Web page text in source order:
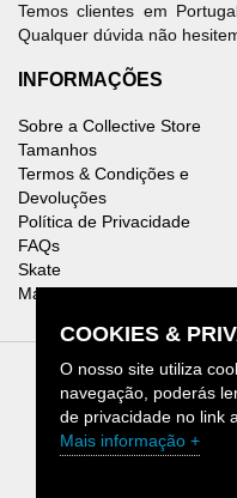
Temos clientes em
Qualquer dúvida não
INFORMAÇÕES
Sobre a Collective Store
Tamanhos
Termos & Condições e
Devoluções
Política de Privacidade
FAQs
Skate
Mapa do Site
CHAMADA
COOKIES &
O nosso site utiliza
navegação, poderás
de privacidade no link
Mais informação +